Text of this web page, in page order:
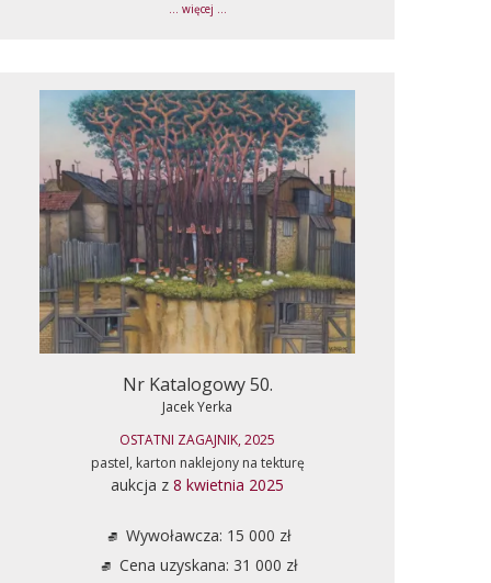
... więcej ...
Nr Katalogowy 50.
Jacek Yerka
OSTATNI ZAGAJNIK, 2025
pastel, karton naklejony na tekturę
aukcja z 8 kwietnia 2025
Wywoławcza: 15 000 zł
Cena uzyskana: 31 000 zł